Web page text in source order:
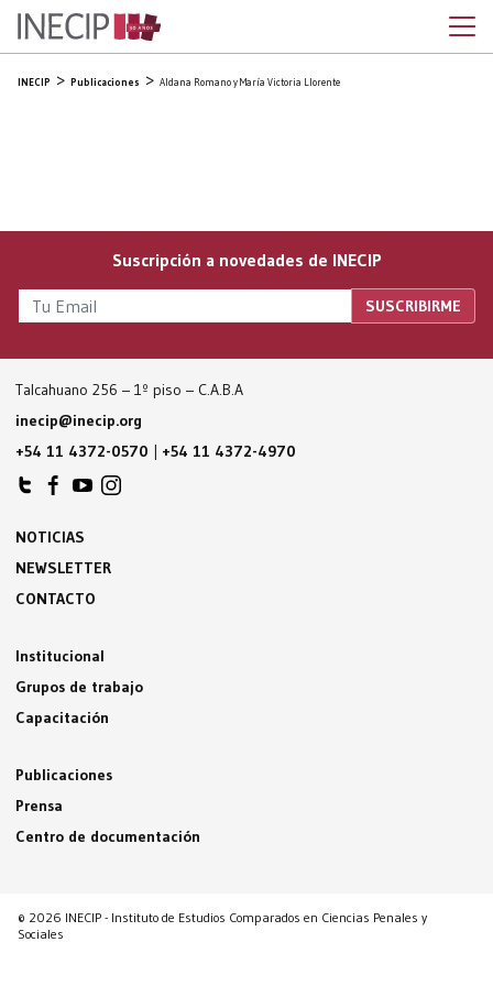
INECIP Publicaciones Aldana Romano y María Victoria Llorente
Suscripción a novedades de INECIP
Talcahuano 256 – 1º piso – C.A.B.A
inecip@inecip.org
+54 11 4372-0570 | +54 11 4372-4970
NOTICIAS
NEWSLETTER
CONTACTO
Institucional
Grupos de trabajo
Capacitación
Publicaciones
Prensa
Centro de documentación
© 2026 INECIP - Instituto de Estudios Comparados en Ciencias Penales y
Sociales